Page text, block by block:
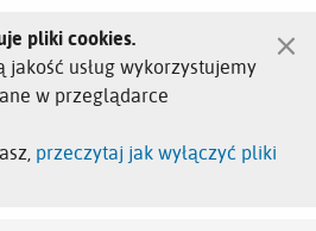
pliki cookies.
jakość usług wykorzystujemy
w przeglądarce
przeczytaj jak wyłączyć pliki
×